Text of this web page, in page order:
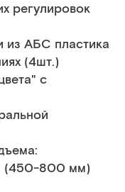
регулировок
из АБС пластика
(4шт.)
с
(450-800 мм)